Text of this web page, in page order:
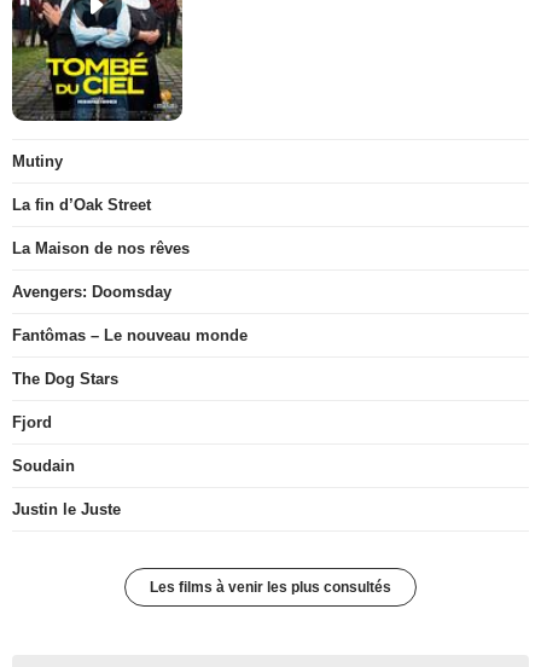
Mutiny
La fin d’Oak Street
La Maison de nos rêves
Avengers: Doomsday
Fantômas – Le nouveau monde
The Dog Stars
Fjord
Soudain
Justin le Juste
Les films à venir les plus consultés